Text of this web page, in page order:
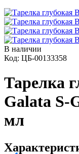
В наличии
Код: ЦБ-00133358
Тарелка
Galata S-
мл